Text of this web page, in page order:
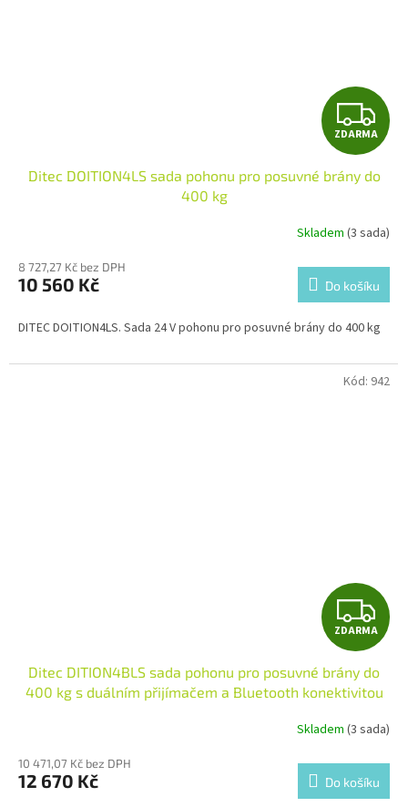
Z
D
A
R
M
A
ZDARMA
Ditec DOITION4LS sada pohonu pro posuvné brány do
400 kg
Skladem (3 sada)
8 727,27 Kč bez DPH
10 560 Kč Do košíku
DITEC DOITION4LS. Sada 24 V pohonu pro posuvné brány do 400 kg
Z
D
A
R
M
ZDARMA
Ditec DITION4BLS sada pohonu pro posuvné brány do
400 kg s duálním přijímačem a Bluetooth konektivitou
Skladem (3 sada)
10 471,07 Kč bez DPH
12 670 Kč Do košíku
Kód: 942